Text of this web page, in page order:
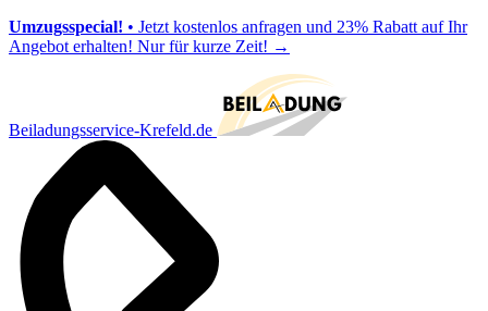
Umzugsspecial! • Jetzt kostenlos anfragen und 23% Rabatt auf Ihr
Angebot erhalten! Nur für kurze Zeit! →
Beiladungsservice-Krefeld.de